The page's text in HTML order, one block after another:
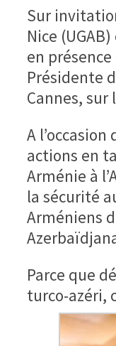
Sur
Nice
en
Présidente
Cannes, sur
A
actions en
Arménie à
la sécurité
Arméniens
Parce que
turco-azéri,